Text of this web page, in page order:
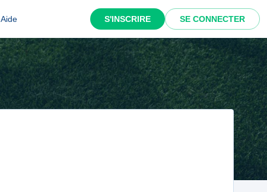
Aide S'INSCRIRE SE CONNECTER